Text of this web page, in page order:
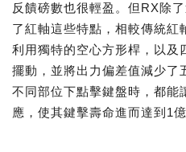
反饋磅數也很輕盈。但RX除
了紅軸這些特點，相較傳統
利用獨特的空心方形桿，以及
擺動，並將出力偏差值減少了
不同部位下點擊鍵盤時，都能
應，使其鍵擊壽命進而達到1億